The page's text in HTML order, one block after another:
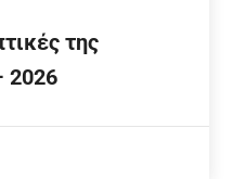
της
2026